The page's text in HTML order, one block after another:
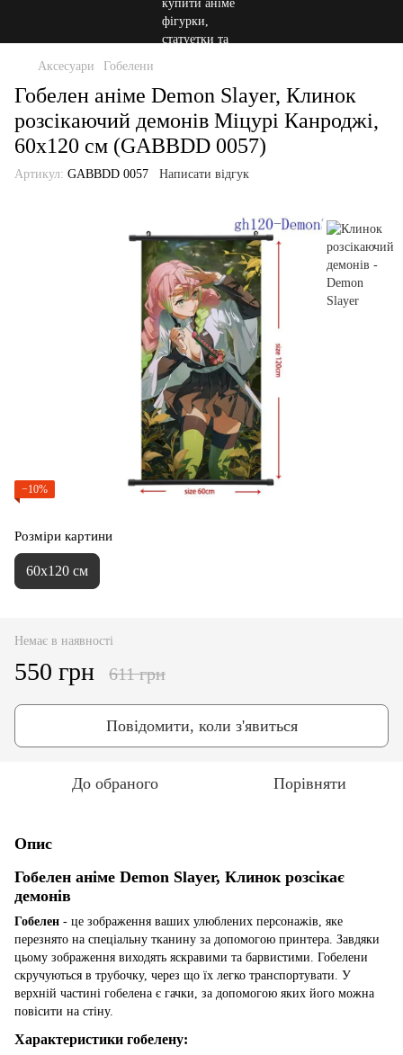
Аксесуари Гобелени
Гобелен аніме Demon Slayer, Клинок
розсікаючий демонів Міцурі Канроджі,
60х120 см (GABBDD 0057)
Артикул: GABBDD 0057 Написати відгук
−10%
Розміри картини
60х120 см
Немає в наявності
550 грн 611 грн
Повідомити, коли з'явиться
До обраного Порівняти
Опис
Гобелен аніме Demon Slayer, Клинок розсікає
демонів
Гобелен - це зображення ваших улюблених персонажів, яке
перезнято на спеціальну тканину за допомогою принтера. Завдяки
цьому зображення виходять яскравими та барвистими. Гобелени
скручуються в трубочку, через що їх легко транспортувати. У
верхній частині гобелена є гачки, за допомогою яких його можна
повісити на стіну.
Характеристики гобелену: